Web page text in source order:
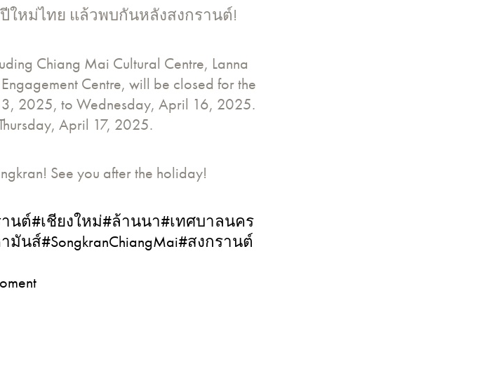
หม่ไทย แล้วพบกันหลังสงกรานต์!
Chiang Mai Cultural Centre, Lanna
Centre, will be closed for the
2025, to Wednesday, April 16, 2025.
April 17, 2025.
See you after the holiday!
นต์#เชียงใหม่#ล้านนา#เทศบาลนคร
มันส์#SongkranChiangMai#สงกรานต์